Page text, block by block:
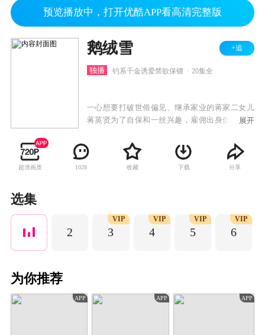
预览播放中，打开优酷APP看高清完整版
鹅绒雪 +追
独播 钓系千金诱爱禁欲保镖 20集全
一心想要打破世俗偏见、继承家业的蒋家二女儿
蒋英贤为了自保和一丝兴趣，雇佣出身低微但恪
别，蒋英贤放浪形骸的做派不断挑战傅城的底
线，但也不断诱惑他坠入爱情的深渊，直到现实
的阻碍将他们分开。蒋英贤被迫嫁作他人妇，傅
展开
超清画质 1028 收藏 下载 分享
选集
2 3
VIP
4
VIP
5
VIP
6
VIP
为你推荐
APP APP APP